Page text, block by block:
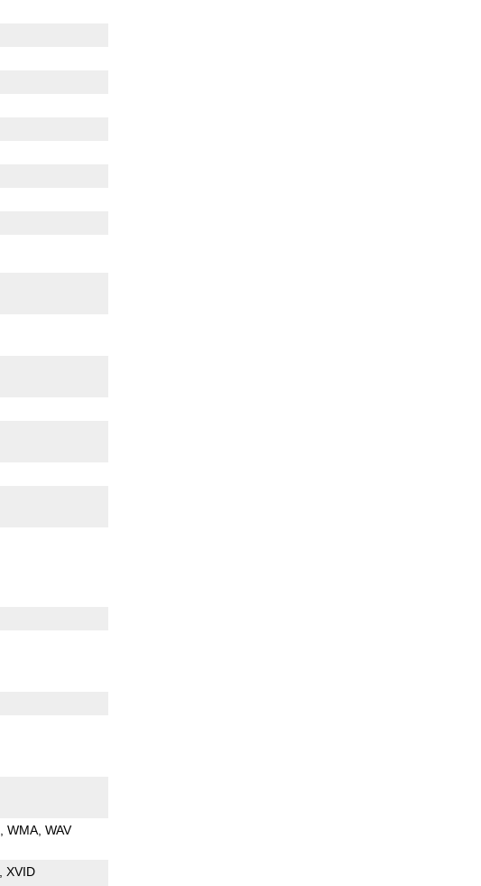
WMA WAV
XVID